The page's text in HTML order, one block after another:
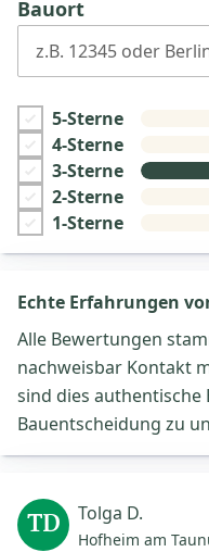
Bauort
z.B. 12345 oder
5-Sterne
4-Sterne
3-Sterne
2-Sterne
1-Sterne
Echte Erfahrungen
Alle Bewertungen
nachweisbar Kontakt
sind dies authentische
Bauentscheidung zu
TD Tolga D.
Hofheim am